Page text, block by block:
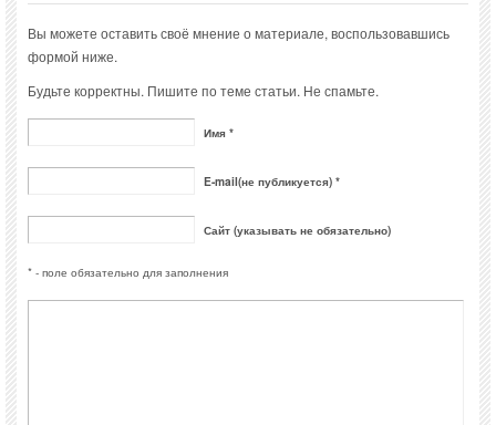
Вы можете оставить своё мнение о материале, воспользовавшись
формой ниже.
Будьте корректны. Пишите по теме статьи. Не спамьте.
Имя *
E-mail(не публикуется) *
Сайт (указывать не обязательно)
* - поле обязательно для заполнения